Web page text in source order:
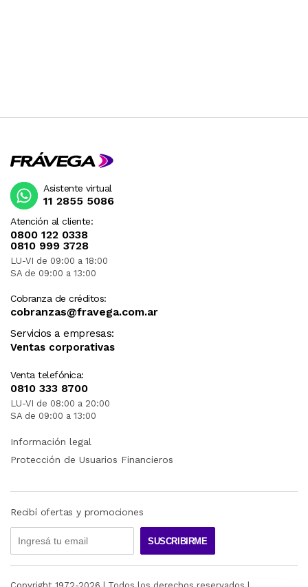
Atención al cliente:
0800 122 0338
0810 999 3728
LU-VI de 09:00 a 18:00
SA de 09:00 a 13:00
Cobranza de créditos:
cobranzas@fravega.com.ar
Servicios a empresas:
Ventas corporativas
Venta telefónica:
0810 333 8700
LU-VI de 08:00 a 20:00
SA de 09:00 a 13:00
Asistente virtual
11 2855 5086
Información legal
Protección de Usuarios Financieros
Recibí ofertas y promociones
SUSCRIBIRME